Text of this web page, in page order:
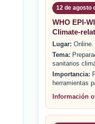
12 de agosto
WHO EPI-
Climate-
Lugar: Online.
Tema:
sanitarios
Importancia:
herramientas
Información